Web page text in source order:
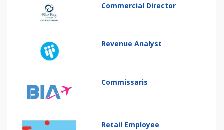
Commercial Director
Revenue Analyst
Commissaris
Retail Employee